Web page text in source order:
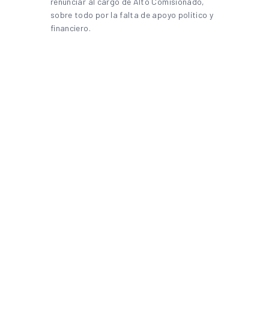
sobre todo por la falta de apoyo político y
financiero.